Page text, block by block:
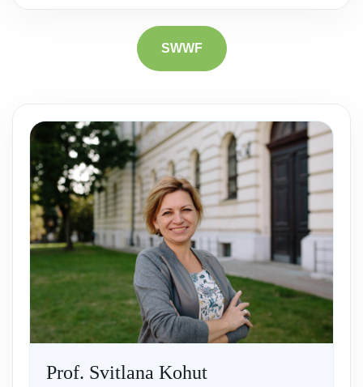
SWWF
Prof. Svitlana Kohut